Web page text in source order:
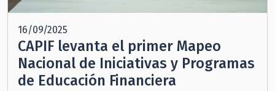
16/09/2025
CAPIF levanta el primer Mapeo
Nacional de Iniciativas y Programas
de Educación Financiera